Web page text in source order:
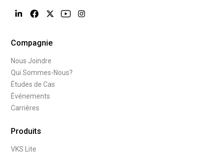
Compagnie
Nous Joindre
Qui Sommes-Nous?
Études de Cas
Événements
Carrières
Produits
VKS Lite